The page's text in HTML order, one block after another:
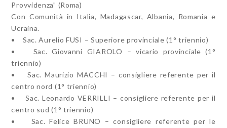
Provvidenza” (Roma)
Con Comunità in Italia, Madagascar, Albania, Romania e
Ucraina.
• Sac. Aurelio FUSI – Superiore provinciale (1° triennio)
• Sac. Giovanni GIAROLO – vicario provinciale (1°
triennio)
• Sac. Maurizio MACCHI – consigliere referente per il
centro nord (1° triennio)
• Sac. Leonardo VERRILLI – consigliere referente per il
centro sud (1° triennio)
• Sac. Felice BRUNO – consigliere referente per le